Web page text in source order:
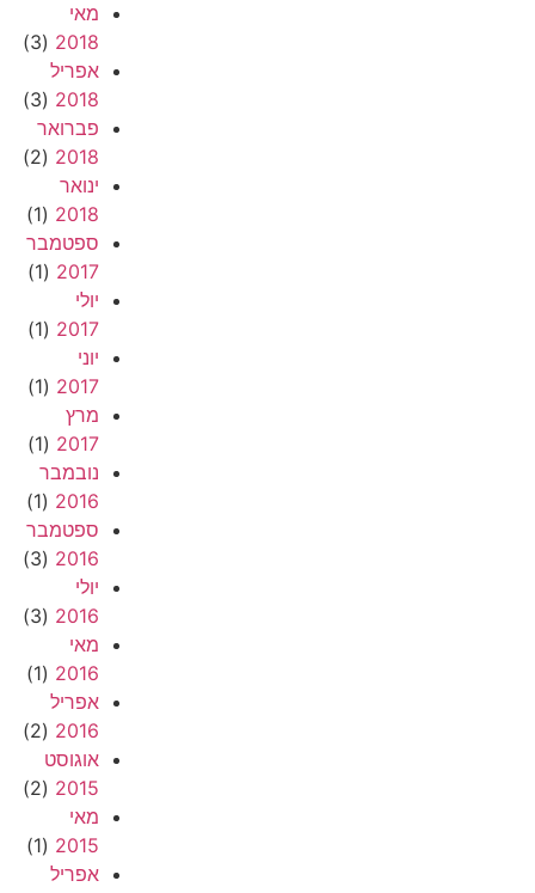
מאי
2018
(3)
אפריל
2018
(3)
פברואר
2018
(2)
ינואר
2018
(1)
ספטמבר
2017
(1)
יולי
2017
(1)
יוני
2017
(1)
מרץ
2017
(1)
נובמבר
2016
(1)
ספטמבר
2016
(3)
יולי
2016
(3)
מאי
2016
(1)
אפריל
2016
(2)
אוגוסט
2015
(2)
מאי
2015
(1)
אפריל